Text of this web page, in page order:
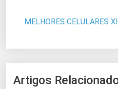
MELHORES CELULARES
Artigos